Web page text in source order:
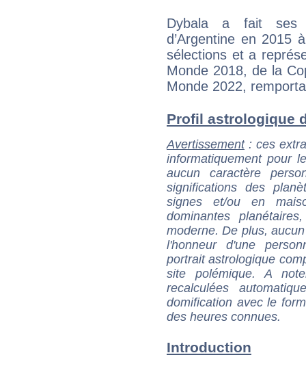
Dybala a fait ses
d’Argentine en 2015
sélections et a
Monde 2018, de la
Monde 2022,
Profil astrologique
Avertissement: ces
informatiquement pour
aucun caractère
significations des
signes et/ou en
dominantes
moderne. De plus,
l'honneur d'une
portrait astrologique
site polémique. A
recalculées
domification avec le
des heures connues.
Introduction